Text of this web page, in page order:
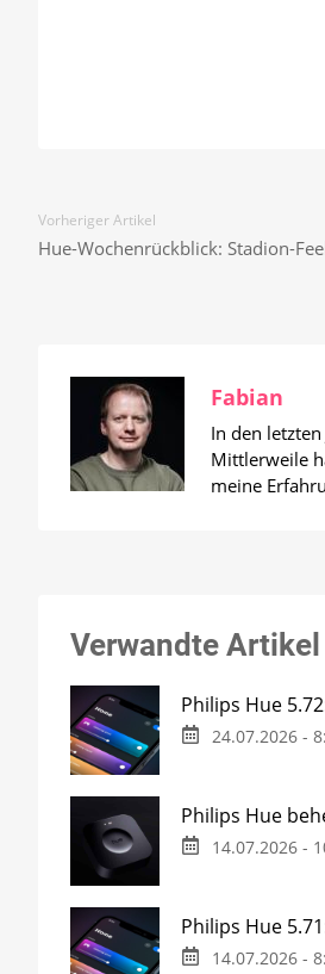
Vorheriger Artikel
Hue-Wochenrückblick: Stadion-
Fabian
In den
Mittlerweile
meine
Verwandte Artikel
Philips Hue
24.07.2026 -
Philips Hue
14.07.2026 -
Philips Hue
14.07.2026 -